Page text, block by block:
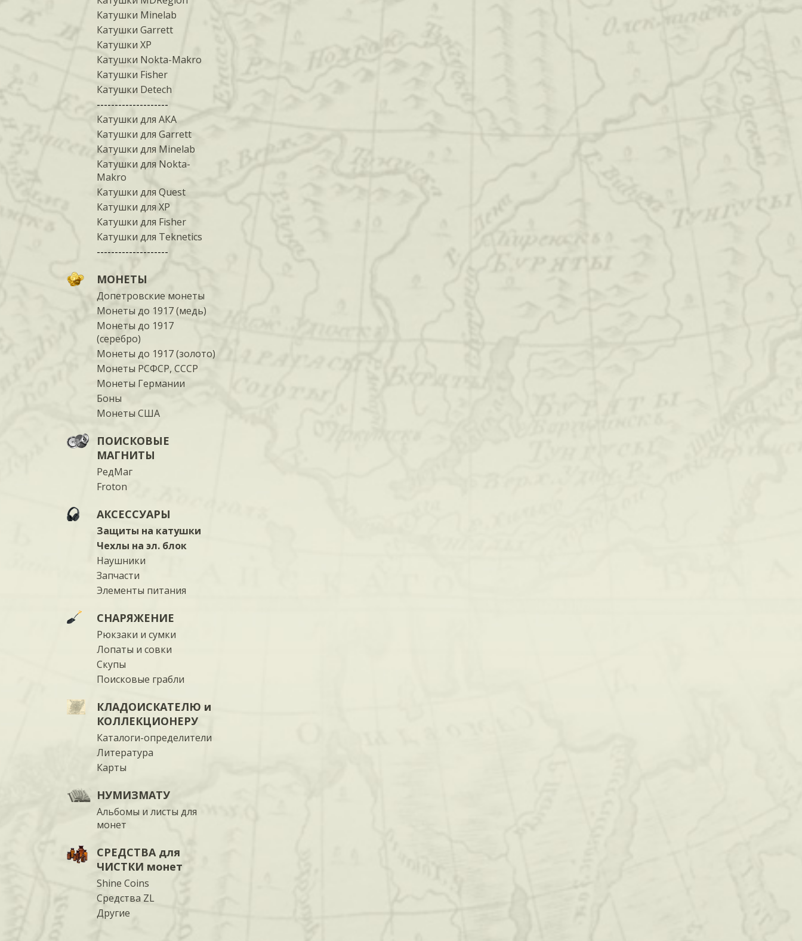
Катушки Minelab
Катушки Garrett
Катушки XP
Катушки Nokta-Makro
Катушки Fisher
Катушки Detech
--------------------
Катушки для АКА
Катушки для Garrett
Катушки для Minelab
Катушки для Nokta-
Makro
Катушки для Quest
Катушки для XP
Катушки для Fisher
Катушки для Teknetics
--------------------
МОНЕТЫ
Допетровские монеты
Монеты до 1917 (медь)
Монеты до 1917
(серебро)
Монеты до 1917 (золото)
Монеты РСФСР, СССР
Монеты Германии
Боны
Монеты США
ПОИСКОВЫЕ
МАГНИТЫ
РедМаг
Froton
АКСЕССУАРЫ
Защиты на катушки
Чехлы на эл. блок
Наушники
Запчасти
Элементы питания
СНАРЯЖЕНИЕ
Рюкзаки и сумки
Лопаты и совки
Скупы
Поисковые грабли
КЛАДОИСКАТЕЛЮ и
КОЛЛЕКЦИОНЕРУ
Каталоги-определители
Литература
Карты
НУМИЗМАТУ
Альбомы и листы для
монет
СРЕДСТВА для
ЧИСТКИ монет
Shine Coins
Средства ZL
Другие